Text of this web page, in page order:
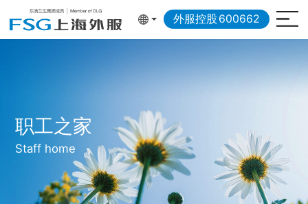
外服控股 600662
职工之家
Staff home